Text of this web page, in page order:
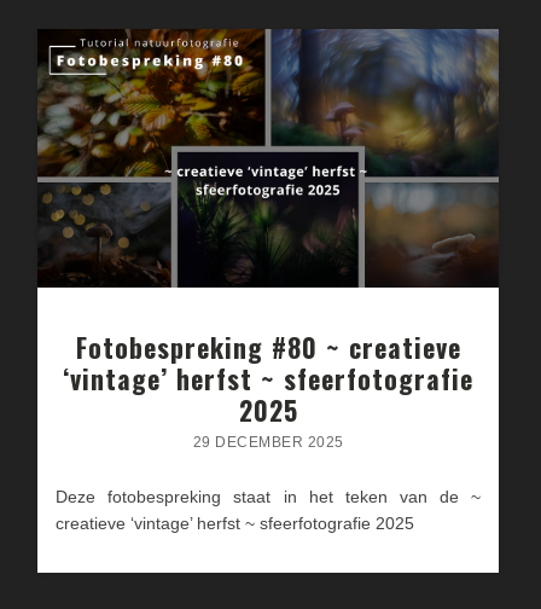
Fotobespreking #80 ~ creatieve
‘vintage’ herfst ~ sfeerfotografie
2025
29 DECEMBER 2025
Deze fotobespreking staat in het teken van de ~
creatieve ‘vintage’ herfst ~ sfeerfotografie 2025